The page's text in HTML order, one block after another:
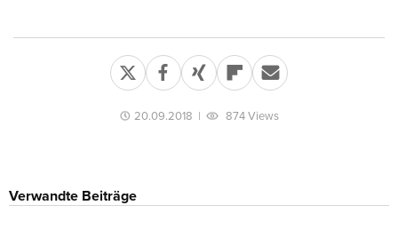
20.09.2018 | 874 Views
Verwandte Beiträge